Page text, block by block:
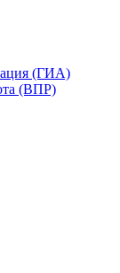
(ГИА)
(ВПР)